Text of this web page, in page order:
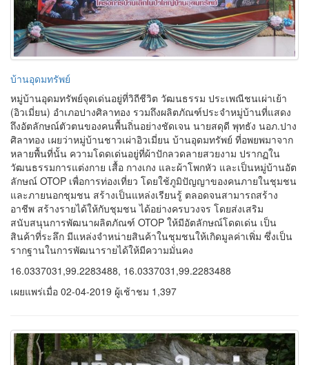
บ้านอุดมทรัพย์
หมู่บ้านอุดมทรัพย์จุดเด่นอยู่ที่วิถีชีวิต วัฒนธรรม ประเพณีชนเผ่าเย้า
(อิวเมี่ยน) อำเภอปางศิลาทอง รวมถึงผลิตภัณฑ์ประจำหมู่บ้านที่แสดง
ถึงอัตลักษณ์ตัวตนของคนพื้นถิ่นอย่างชัดเจน นายสดุดี พุทธัง นอภ.ปาง
ศิลาทอง เผยว่าหมู่บ้านชาวเผ่าอิวเมี่ยน บ้านอุดมทรัพย์ ที่อพยพมาจาก
หลายพื้นที่นั้น ความโดดเด่นอยู่ที่ผ้าปักลวดลายสวยงาม ปรากฏใน
วัฒนธรรมการแต่งกาย เสื้อ กางเกง และผ้าโพกหัว และเป็นหมู่บ้านอัต
ลักษณ์ OTOP เพื่อการท่องเที่ยว โดยใช้ภูมิปัญญาของคนภายในชุมชน
และภายนอกชุมชน สร้างเป็นแหล่งเรียนรู้ ตลอดจนสามารถสร้าง
อาชีพ สร้างรายได้ให้กับชุมชน ได้อย่างครบวงจร โดยส่งเสริม
สนับสนุนการพัฒนาผลิตภัณฑ์ OTOP ให้มีอัตลักษณ์โดดเด่น เป็น
สินค้าที่ระลึก มีแหล่งจำหน่ายสินค้าในชุมชนให้เกิดมูลค่าเพิ่ม ซึ่งเป็น
รากฐานในการพัฒนารายได้ให้มีความมั่นคง
16.0337031,99.2283488, 16.0337031,99.2283488